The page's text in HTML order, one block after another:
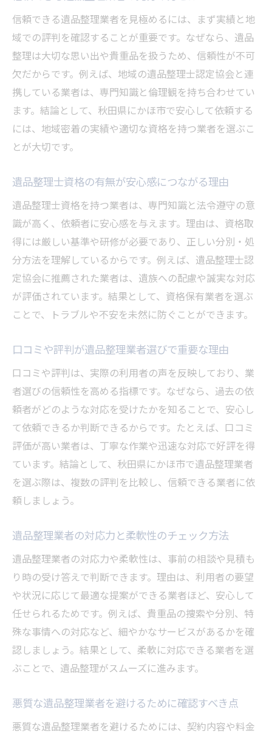
遺品整理後の手続きや書類整理の方法
心の負担を軽くする遺品整理の進め方ガイド
遺品整理による精神的負担の軽減方法
家族で協力して行う遺品整理のコツ
専門業者に相談して不安を減らすメリット
遺品整理を通じた思い出の整理の意義
遺品整理後の心のケアと日常への切り替え
信頼できる遺品整理業者を見極めるには、まず実績と地
域での評判を確認することが重要です。なぜなら、遺品
整理は大切な思い出や貴重品を扱うため、信頼性が不可
欠だからです。例えば、地域の遺品整理士認定協会と連
携している業者は、専門知識と倫理観を持ち合わせてい
ます。結論として、秋田県にかほ市で安心して依頼する
には、地域密着の実績や適切な資格を持つ業者を選ぶこ
とが大切です。
遺品整理士資格の有無が安心感につながる理由
遺品整理士資格を持つ業者は、専門知識と法令遵守の意
識が高く、依頼者に安心感を与えます。理由は、資格取
得には厳しい基準や研修が必要であり、正しい分別・処
分方法を理解しているからです。例えば、遺品整理士認
定協会に推薦された業者は、遺族への配慮や誠実な対応
が評価されています。結果として、資格保有業者を選ぶ
ことで、トラブルや不安を未然に防ぐことができます。
口コミや評判が遺品整理業者選びで重要な理由
口コミや評判は、実際の利用者の声を反映しており、業
者選びの信頼性を高める指標です。なぜなら、過去の依
頼者がどのような対応を受けたかを知ることで、安心し
て依頼できるか判断できるからです。たとえば、口コミ
評価が高い業者は、丁寧な作業や迅速な対応で好評を得
ています。結論として、秋田県にかほ市で遺品整理業者
を選ぶ際は、複数の評判を比較し、信頼できる業者に依
頼しましょう。
遺品整理業者の対応力と柔軟性のチェック方法
遺品整理業者の対応力や柔軟性は、事前の相談や見積も
り時の受け答えで判断できます。理由は、利用者の要望
や状況に応じて最適な提案ができる業者ほど、安心して
任せられるためです。例えば、貴重品の捜索や分別、特
殊な事情への対応など、細やかなサービスがあるかを確
認しましょう。結果として、柔軟に対応できる業者を選
ぶことで、遺品整理がスムーズに進みます。
悪質な遺品整理業者を避けるために確認すべき点
悪質な遺品整理業者を避けるためには、契約内容や料金